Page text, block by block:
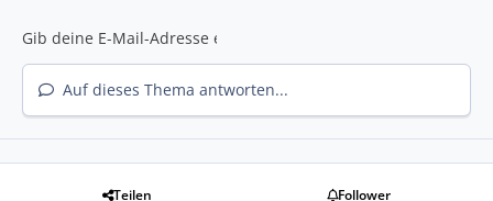
Auf dieses Thema antworten...
Teilen Follower